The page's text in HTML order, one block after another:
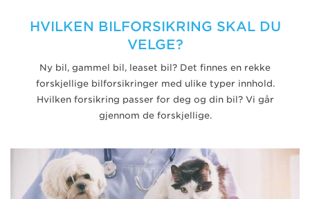
HVILKEN BILFORSIKRING SKAL DU
VELGE?
Ny bil, gammel bil, leaset bil? Det finnes en rekke
forskjellige bilforsikringer med ulike typer innhold.
Hvilken forsikring passer for deg og din bil? Vi går
gjennom de forskjellige.